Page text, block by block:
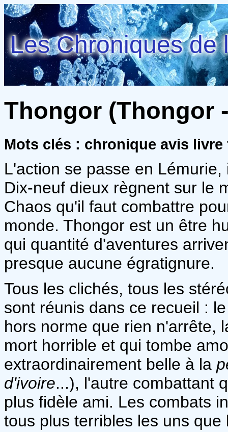
Les Chroniques de
Thongor (Thongor
Mots clés : chronique avis
L'action se passe en
Dix-neuf dieux règnent sur le
Chaos qu'il faut combattre
monde. Thongor est un être
qui quantité d'aventures
presque aucune égratignure.
Tous les clichés, tous les
sont réunis dans ce recueil :
hors norme que rien n'arrête,
mort horrible et qui tombe
extraordinairement belle à la
d'ivoire...), l'autre combattant
plus fidèle ami. Les combats
tous plus terribles les uns